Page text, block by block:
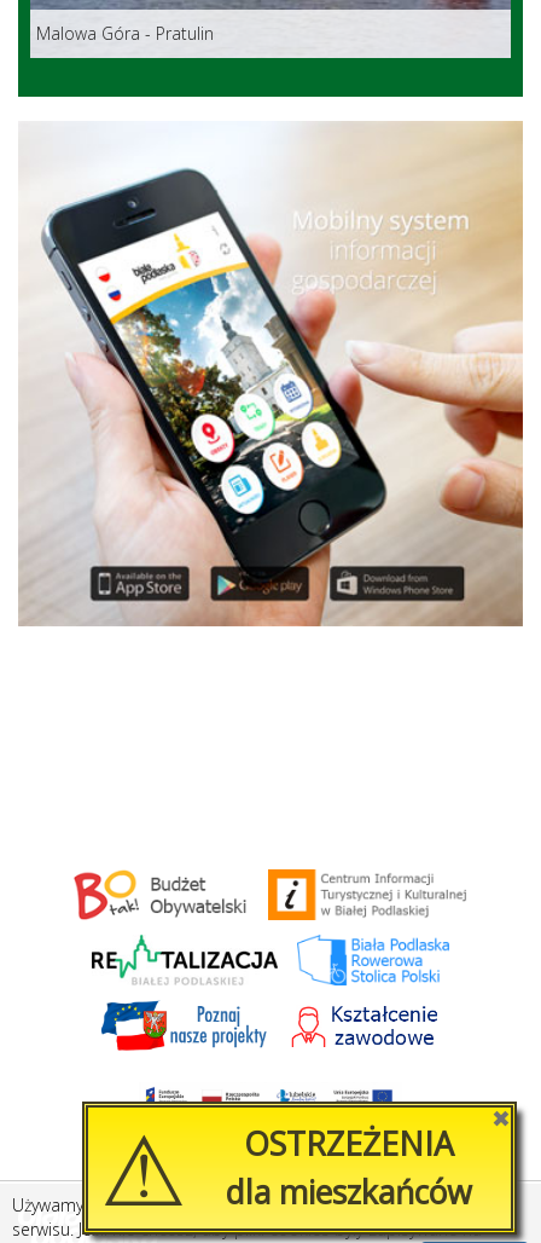
Malowa Góra - Pratulin
Stworzone przezAmistad.pl
Używamy plików cookies, by ułatwić korzystanie z naszego
serwisu. Jeśli nie chcesz, aby pliki cookies były zapisywane na
✖
⚠
OSTRZEŻENIA
dla mieszkańców